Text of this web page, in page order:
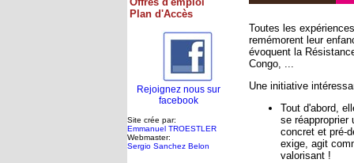
Plan d'Accès
Rejoignez nous sur
facebook
Site crée par:
Emmanuel TROESTLER
Webmaster:
Sergio Sanchez Belon
Toutes les
remémorent leur
évoquent la
Congo, ...
Une initiative
Tout d'abord,
se réapproprier
concret et pré-
exige, agit
valorisant !